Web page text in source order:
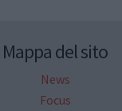
Mappa del sito
News
Focus